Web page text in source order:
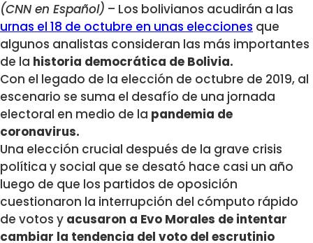
(CNN en Español) – Los bolivianos acudirán a las
urnas el 18 de octubre en unas elecciones que
algunos analistas consideran las más importantes
de la historia democrática de Bolivia.
Con el legado de la elección de octubre de 2019, al
escenario se suma el desafío de una jornada
electoral en medio de la pandemia de
coronavirus.
Una elección crucial después de la grave crisis
política y social que se desató hace casi un año
luego de que los partidos de oposición
cuestionaron la interrupción del cómputo rápido
de votos y acusaron a Evo Morales de intentar
cambiar la tendencia del voto del escrutinio